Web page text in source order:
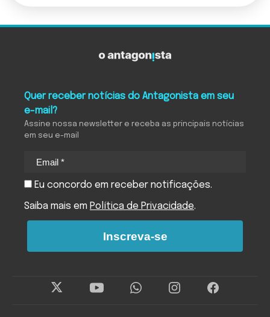
Quer receber notícias do Antagonista em seu
e-mail?
Assine nossa newsletter e receba as principais notícias
em seu e-mail
Eu concordo em receber notificações.
Saiba mais em Política de Privacidade.
Inscreva-se